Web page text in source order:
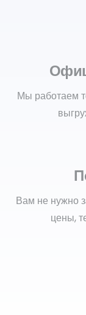
Мы работаем
Вам не нужно
цены,